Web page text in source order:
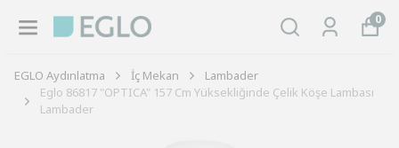
0
EGLO Aydınlatma İç Mekan
Lambader
Eglo 86817 "OPTICA" 157 Cm Yüksekliğinde Çelik Köşe Lambası
Lambader